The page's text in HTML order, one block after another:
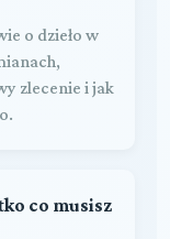
o dzieło w
zlecenie i jak
co musisz